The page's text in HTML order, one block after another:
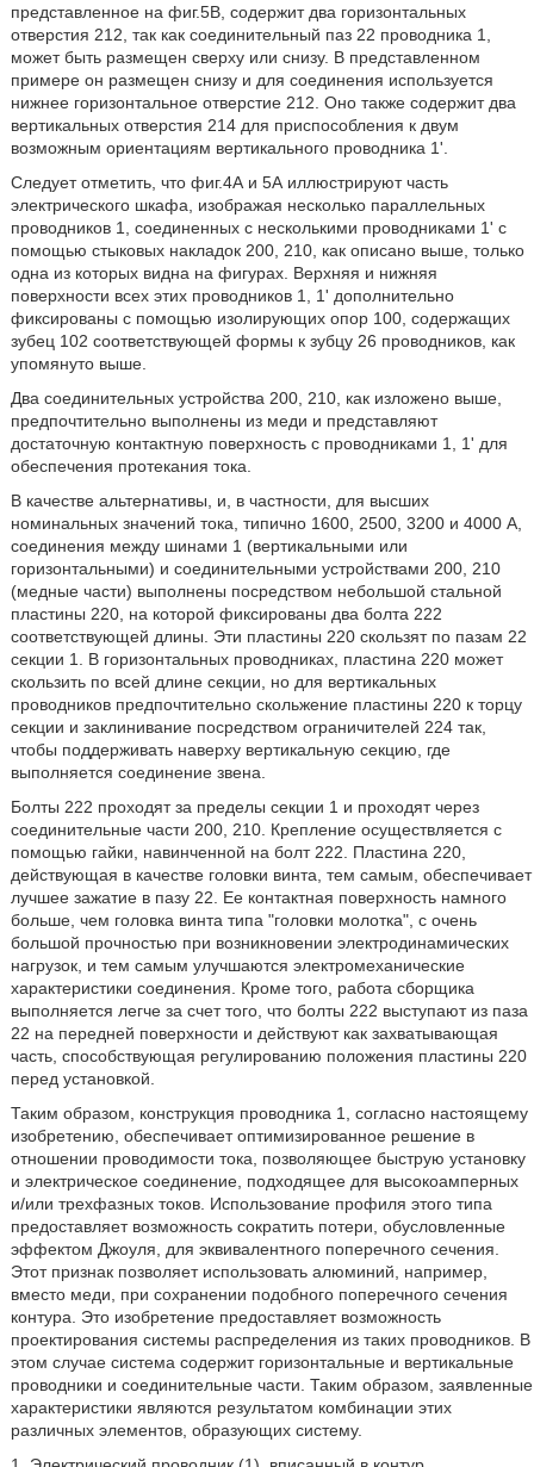
представленное на фиг.5В, содержит два горизонтальных
отверстия 212, так как соединительный паз 22 проводника 1,
может быть размещен сверху или снизу. В представленном
примере он размещен снизу и для соединения используется
нижнее горизонтальное отверстие 212. Оно также содержит два
вертикальных отверстия 214 для приспособления к двум
возможным ориентациям вертикального проводника 1'.
Следует отметить, что фиг.4А и 5А иллюстрируют часть
электрического шкафа, изображая несколько параллельных
проводников 1, соединенных с несколькими проводниками 1' с
помощью стыковых накладок 200, 210, как описано выше, только
одна из которых видна на фигурах. Верхняя и нижняя
поверхности всех этих проводников 1, 1' дополнительно
фиксированы с помощью изолирующих опор 100, содержащих
зубец 102 соответствующей формы к зубцу 26 проводников, как
упомянуто выше.
Два соединительных устройства 200, 210, как изложено выше,
предпочтительно выполнены из меди и представляют
достаточную контактную поверхность с проводниками 1, 1' для
обеспечения протекания тока.
В качестве альтернативы, и, в частности, для высших
номинальных значений тока, типично 1600, 2500, 3200 и 4000 А,
соединения между шинами 1 (вертикальными или
горизонтальными) и соединительными устройствами 200, 210
(медные части) выполнены посредством небольшой стальной
пластины 220, на которой фиксированы два болта 222
соответствующей длины. Эти пластины 220 скользят по пазам 22
секции 1. В горизонтальных проводниках, пластина 220 может
скользить по всей длине секции, но для вертикальных
проводников предпочтительно скольжение пластины 220 к торцу
секции и заклинивание посредством ограничителей 224 так,
чтобы поддерживать наверху вертикальную секцию, где
выполняется соединение звена.
Болты 222 проходят за пределы секции 1 и проходят через
соединительные части 200, 210. Крепление осуществляется с
помощью гайки, навинченной на болт 222. Пластина 220,
действующая в качестве головки винта, тем самым, обеспечивает
лучшее зажатие в пазу 22. Ее контактная поверхность намного
больше, чем головка винта типа "головки молотка", с очень
большой прочностью при возникновении электродинамических
нагрузок, и тем самым улучшаются электромеханические
характеристики соединения. Кроме того, работа сборщика
выполняется легче за счет того, что болты 222 выступают из паза
22 на передней поверхности и действуют как захватывающая
часть, способствующая регулированию положения пластины 220
перед установкой.
Таким образом, конструкция проводника 1, согласно настоящему
изобретению, обеспечивает оптимизированное решение в
отношении проводимости тока, позволяющее быструю установку
и электрическое соединение, подходящее для высокоамперных
и/или трехфазных токов. Использование профиля этого типа
предоставляет возможность сократить потери, обусловленные
эффектом Джоуля, для эквивалентного поперечного сечения.
Этот признак позволяет использовать алюминий, например,
вместо меди, при сохранении подобного поперечного сечения
контура. Это изобретение предоставляет возможность
проектирования системы распределения из таких проводников. В
этом случае система содержит горизонтальные и вертикальные
проводники и соединительные части. Таким образом, заявленные
характеристики являются результатом комбинации этих
различных элементов, образующих систему.